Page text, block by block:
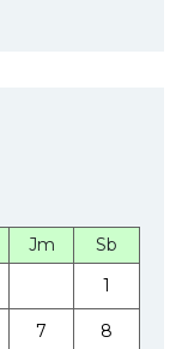
Jm
Sb
1
7 8